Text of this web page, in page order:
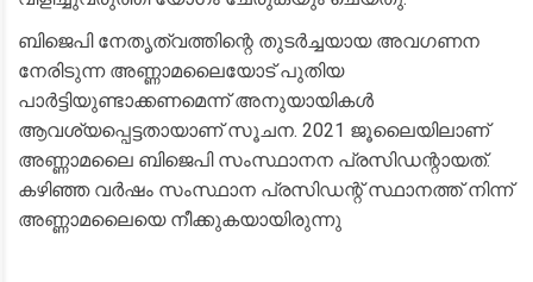
ബിജെപി നേതൃത്വത്തിന്റെ തുടർച്ചയായ അവഗണന
നേരിടുന്ന അണ്ണാമലൈയോട് പുതിയ
പാർട്ടിയുണ്ടാക്കണമെന്ന് അനുയായികൾ
ആവശ്യപ്പെട്ടതായാണ് സൂചന. 2021 ജൂലൈയിലാണ്
അണ്ണാമലൈ ബിജെപി സംസ്ഥാനന പ്രസിഡന്റായത്.
കഴിഞ്ഞ വർഷം സംസ്ഥാന പ്രസിഡന്റ് സ്ഥാനത്ത് നിന്ന്
അണ്ണാമലൈയെ നീക്കുകയായിരുന്നു